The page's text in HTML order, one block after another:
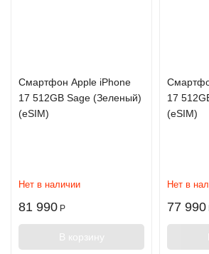
Cмартфон Apple iPhone
17 512GB Sage (Зеленый)
(eSIM)
Нет в наличии
81 990 Р
В корзину
17
(eSIM)
Нет в
77 990